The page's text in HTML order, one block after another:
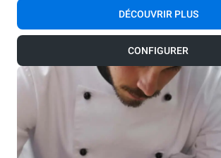
DÉCOUVRIR PLUS
CONFIGURER